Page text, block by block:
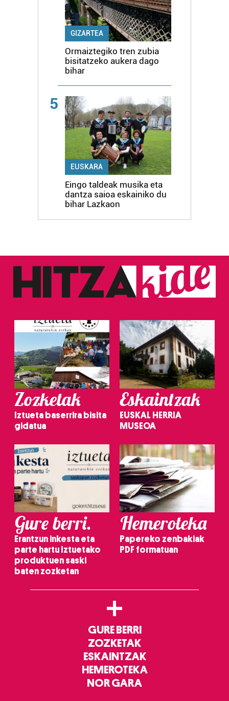
GIZARTEA
Ormaiztegiko tren zubia
bisitatzeko aukera dago
bihar
5
EUSKARA
Eingo taldeak musika eta
dantza saioa eskainiko du
bihar Lazkaon
Zozketak
Iztueta baserrira bisita
gidatua
Eskaintzak
EUSKAL HERRIA
MUSEOA
Gure berri.
Erantzun inkesta eta
parte hartu Iztuetako
produktuen saski
baten zozketan
Hemeroteka
Papereko zenbakiak
PDF formatuan
+
GURE BERRI
ZOZKETAK
ESKAINTZAK
HEMEROTEKA
NOR GARA